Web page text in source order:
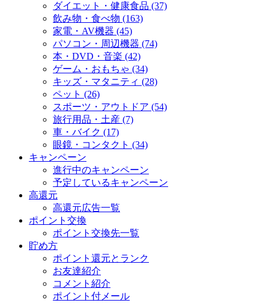
ダイエット・健康食品 (37)
飲み物・食べ物 (163)
家電・AV機器 (45)
パソコン・周辺機器 (74)
本・DVD・音楽 (42)
ゲーム・おもちゃ (34)
キッズ・マタニティ (28)
ペット (26)
スポーツ・アウトドア (54)
旅行用品・土産 (7)
車・バイク (17)
眼鏡・コンタクト (34)
キャンペーン
進行中のキャンペーン
予定しているキャンペーン
高還元
高還元広告一覧
ポイント交換
ポイント交換先一覧
貯め方
ポイント還元とランク
お友達紹介
コメント紹介
ポイント付メール